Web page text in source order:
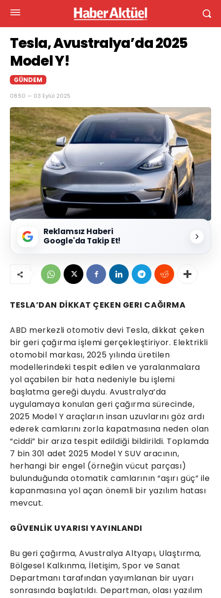
Tesla, Avustralya’da 2025
Model Y!
GÜNDEM
08:50 — 03 Eylül 2025
Reklamsız Haberi
Google'da Takip Et!
TESLA’DAN DİKKAT ÇEKEN GERI CAĞIRMA
ABD merkezli otomotiv devi Tesla, dikkat çeken
bir geri çağırma işlemi gerçekleştiriyor. Elektrikli
otomobil markası, 2025 yılında üretilen
modellerindeki tespit edilen ve yaralanmalara
yol açabilen bir hata nedeniyle bu işlemi
başlatma gereği duydu. Avustralya’da
uygulamaya konulan geri çağırma sürecinde,
2025 Model Y araçların insan uzuvlarını göz ardı
ederek camlarını zorla kapatmasına neden olan
“ciddi” bir arıza tespit edildiği bildirildi. Toplamda
7 bin 301 adet 2025 Model Y SUV aracının,
herhangi bir engel (örneğin vücut parçası)
bulunduğunda otomatik camlarının “aşırı güç” ile
kapanmasına yol açan önemli bir yazılım hatası
mevcut.
GÜVENLİK UYARISI YAYINLANDI
Bu geri çağırma, Avustralya Altyapı, Ulaştırma,
Bölgesel Kalkınma, İletişim, Spor ve Sanat
Departmanı tarafından yayımlanan bir uyarı
sonrasında başlatıldı. Departman, olası yazılım